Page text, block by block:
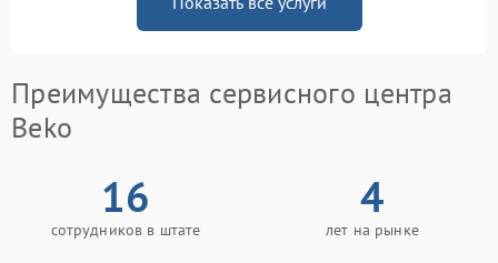
Преимущества сервисного центра
Beko
16
сотрудников в штате
4
лет на рынке